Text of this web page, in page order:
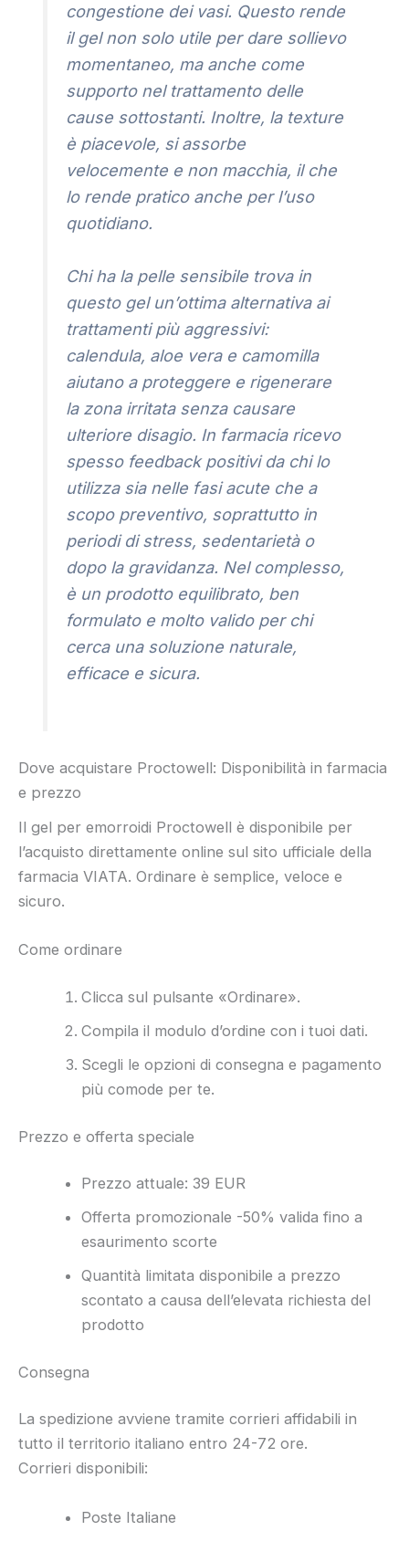
congestione dei vasi. Questo rende
il gel non solo utile per dare sollievo
momentaneo, ma anche come
supporto nel trattamento delle
cause sottostanti. Inoltre, la texture
è piacevole, si assorbe
velocemente e non macchia, il che
lo rende pratico anche per l’uso
quotidiano.
Chi ha la pelle sensibile trova in
questo gel un’ottima alternativa ai
trattamenti più aggressivi:
calendula, aloe vera e camomilla
aiutano a proteggere e rigenerare
la zona irritata senza causare
ulteriore disagio. In farmacia ricevo
spesso feedback positivi da chi lo
utilizza sia nelle fasi acute che a
scopo preventivo, soprattutto in
periodi di stress, sedentarietà o
dopo la gravidanza. Nel complesso,
è un prodotto equilibrato, ben
formulato e molto valido per chi
cerca una soluzione naturale,
efficace e sicura.
Dove acquistare Proctowell: Disponibilità in farmacia
e prezzo
Il gel per emorroidi Proctowell è disponibile per
l’acquisto direttamente online sul sito ufficiale della
farmacia VIATA. Ordinare è semplice, veloce e
sicuro.
Come ordinare
Clicca sul pulsante «Ordinare».
Compila il modulo d’ordine con i tuoi dati.
Scegli le opzioni di consegna e pagamento
più comode per te.
Prezzo e offerta speciale
Prezzo attuale: 39 EUR
Offerta promozionale -50% valida fino a
esaurimento scorte
Quantità limitata disponibile a prezzo
scontato a causa dell’elevata richiesta del
prodotto
Consegna
La spedizione avviene tramite corrieri affidabili in
tutto il territorio italiano entro 24-72 ore.
Corrieri disponibili:
Poste Italiane